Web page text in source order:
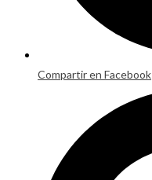
Compartir en Facebook
window